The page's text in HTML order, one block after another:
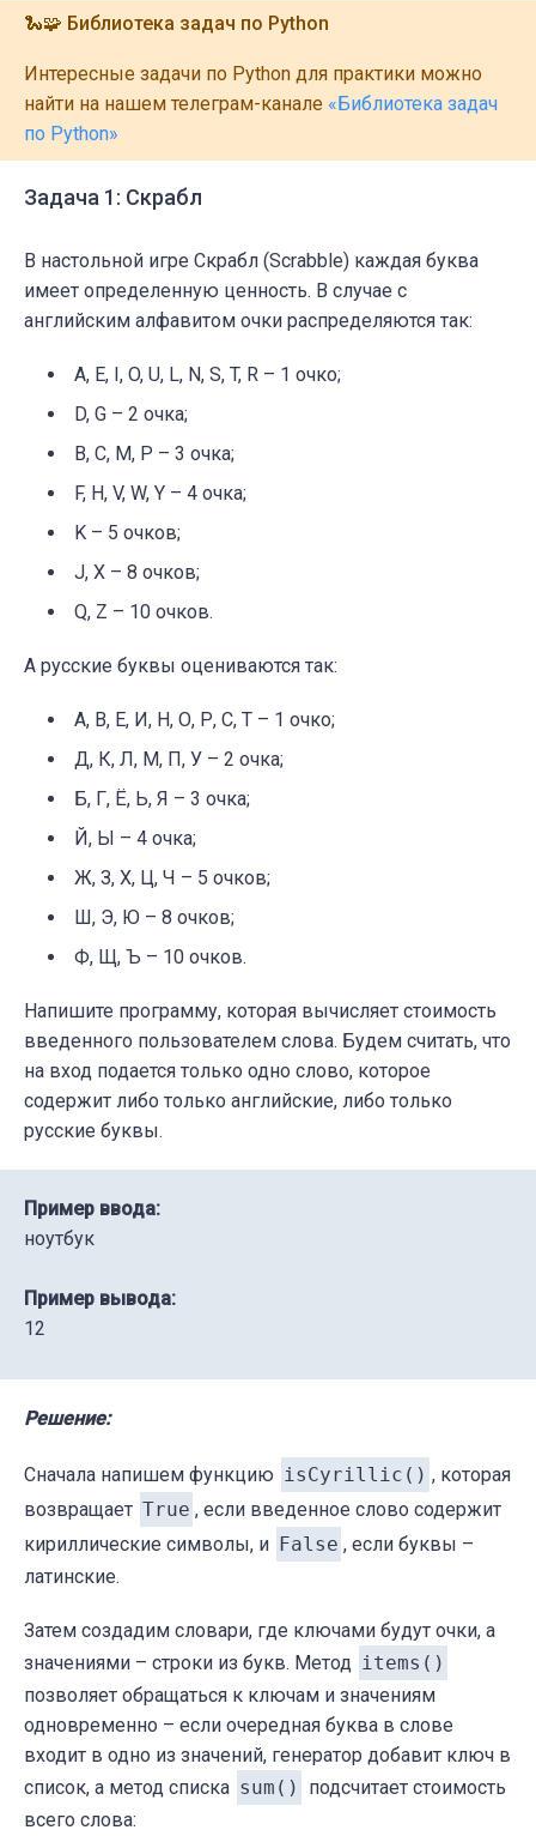
🐍🧩 Библиотека задач по Python
Интересные задачи по Python для практики можно
найти на нашем телеграм-канале «Библиотека задач
по Python»
Задача 1: Скрабл
В настольной игре Скрабл (Scrabble) каждая буква
имеет определенную ценность. В случае с
английским алфавитом очки распределяются так:
A, E, I, O, U, L, N, S, T, R – 1 очко;
D, G – 2 очка;
B, C, M, P – 3 очка;
F, H, V, W, Y – 4 очка;
K – 5 очков;
J, X – 8 очков;
Q, Z – 10 очков.
А русские буквы оцениваются так:
А, В, Е, И, Н, О, Р, С, Т – 1 очко;
Д, К, Л, М, П, У – 2 очка;
Б, Г, Ё, Ь, Я – 3 очка;
Й, Ы – 4 очка;
Ж, З, Х, Ц, Ч – 5 очков;
Ш, Э, Ю – 8 очков;
Ф, Щ, Ъ – 10 очков.
Напишите программу, которая вычисляет стоимость
введенного пользователем слова. Будем считать, что
на вход подается только одно слово, которое
содержит либо только английские, либо только
русские буквы.
Пример ввода:
ноутбук
Пример вывода:
12
Решение:
Сначала напишем функцию isCyrillic() , которая
возвращает True , если введенное слово содержит
кириллические символы, и False , если буквы –
латинские.
Затем создадим словари, где ключами будут очки, а
значениями – строки из букв. Метод items()
позволяет обращаться к ключам и значениям
одновременно – если очередная буква в слове
входит в одно из значений, генератор добавит ключ в
список, а метод списка sum()
подсчитает стоимость
всего слова: